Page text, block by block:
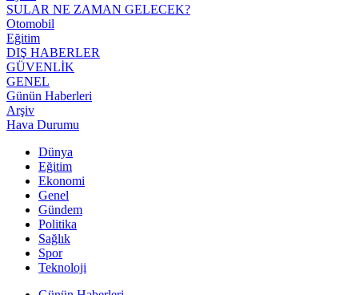
SULAR NE ZAMAN GELECEK?
Otomobil
Eğitim
DIŞ HABERLER
GÜVENLİK
GENEL
Günün Haberleri
Arşiv
Hava Durumu
Dünya
Eğitim
Ekonomi
Genel
Gündem
Politika
Sağlık
Spor
Teknoloji